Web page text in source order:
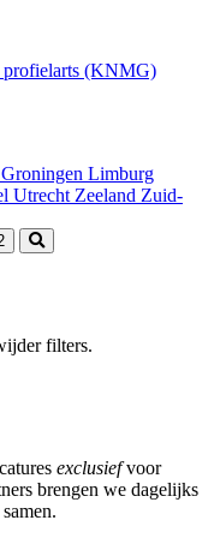
profielarts (KNMG)
Groningen Limburg
Utrecht Zeeland Zuid-
filters.
exclusiefvoor
brengen we dagelijks